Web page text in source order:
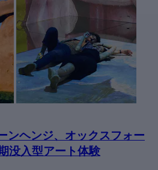
ンヘンジ、オックスフォー
没入型アート体験